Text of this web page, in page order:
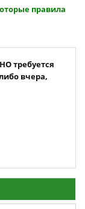
правила
требуется
вчера,